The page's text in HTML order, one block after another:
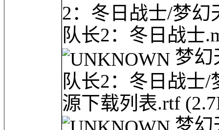
2：冬日战士/梦幻
队长2：冬日战士
梦幻
队长2：冬日战士/
源下载列表.rtf
梦幻